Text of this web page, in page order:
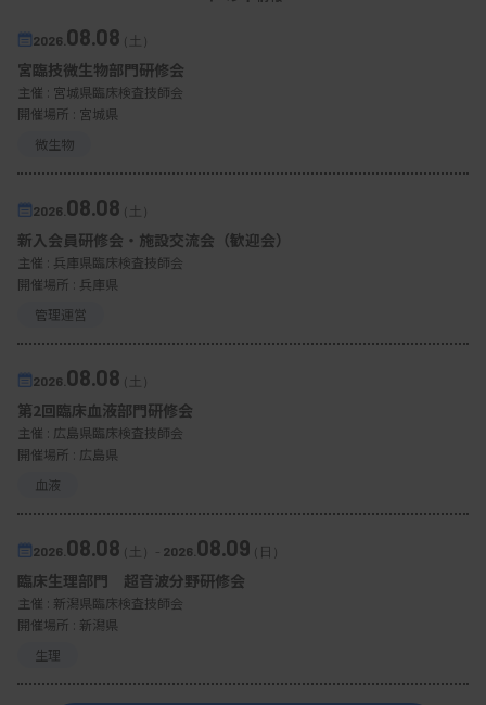
2026. 08.08（土）
宮臨技微生物部門研修会
主催 : 宮城県臨床検査技師会
開催場所 : 宮城県
微生物
2026. 08.08（土）
新入会員研修会・施設交流会（歓迎会）
主催 : 兵庫県臨床検査技師会
開催場所 : 兵庫県
管理運営
2026. 08.08（土）
第2回臨床血液部門研修会
主催 : 広島県臨床検査技師会
開催場所 : 広島県
血液
2026. 08.08（土） - 2026. 08.09（日）
臨床生理部門 超音波分野研修会
主催 : 新潟県臨床検査技師会
開催場所 : 新潟県
生理